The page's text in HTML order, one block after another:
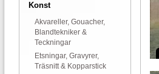
Konst
Akvareller, Gouacher,
Blandtekniker &
Teckningar
Etsningar, Gravyrer,
Träsnitt & Kopparstick